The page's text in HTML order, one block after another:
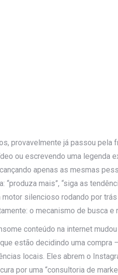
provavelmente já passou pela
ou escrevendo uma legenda
apenas as mesmas
mais”, “siga as
silencioso rodando por
o mecanismo de busca e
conteúdo na internet
estão decidindo uma compra
locais. Eles abrem o
por uma “consultoria de